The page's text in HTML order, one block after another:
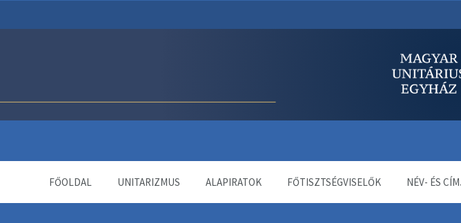
FŐOLDAL UNITARIZMUS ALAPIRATOK FŐTISZTSÉGVISELŐK NÉV- ÉS